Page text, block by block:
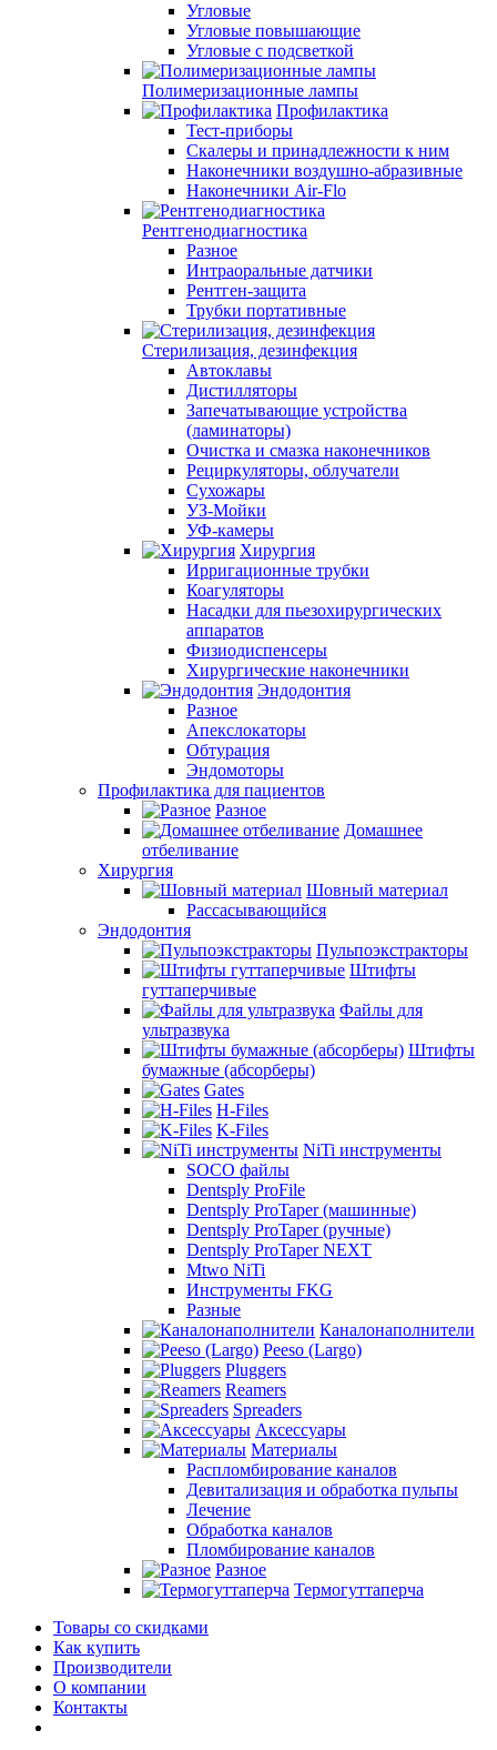
Угловые
Угловые повышающие
Угловые с подсветкой
Полимеризационные лампы
Профилактика
Тест-приборы
Скалеры и принадлежности к ним
Наконечники воздушно-абразивные
Наконечники Air-Flo
Рентгенодиагностика
Разное
Интраоральные датчики
Рентген-защита
Трубки портативные
Стерилизация, дезинфекция
Автоклавы
Дистилляторы
Запечатывающие устройства
(ламинаторы)
Очистка и смазка наконечников
Рециркуляторы, облучатели
Сухожары
УЗ-Мойки
УФ-камеры
Хирургия
Ирригационные трубки
Коагуляторы
Насадки для пьезохирургических
аппаратов
Физиодиспенсеры
Хирургические наконечники
Эндодонтия
Разное
Апекслокаторы
Обтурация
Эндомоторы
Профилактика для пациентов
Разное
Домашнее
отбеливание
Хирургия
Шовный материал
Рассасывающийся
Эндодонтия
Пульпоэкстракторы
Штифты
гуттаперчивые
Файлы для
ультразвука
Штифты
бумажные (абсорберы)
Gates
H-Files
K-Files
NiTi инструменты
SOCO файлы
Dentsply ProFile
Dentsply ProTaper (машинные)
Dentsply ProTaper (ручные)
Dentsply ProTaper NEXT
Mtwo NiTi
Инструменты FKG
Разные
Каналонаполнители
Peeso (Largo)
Pluggers
Reamers
Spreaders
Аксессуары
Материалы
Распломбирование каналов
Девитализация и обработка пульпы
Лечение
Обработка каналов
Пломбирование каналов
Разное
Термогуттаперча
Товары со скидками
Как купить
Производители
О компании
Контакты